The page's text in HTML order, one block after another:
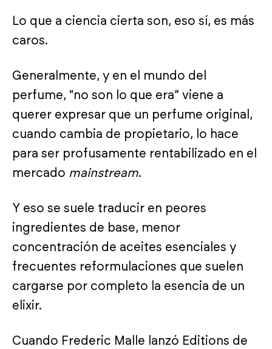
Lo que a ciencia cierta son, eso sí, es más
caros.
Generalmente, y en el mundo del
perfume, “no son lo que era” viene a
querer expresar que un perfume original,
cuando cambia de propietario, lo hace
para ser profusamente rentabilizado en el
mercado mainstream.
Y eso se suele traducir en peores
ingredientes de base, menor
concentración de aceites esenciales y
frecuentes reformulaciones que suelen
cargarse por completo la esencia de un
elixir.
Cuando Frederic Malle lanzó Editions de